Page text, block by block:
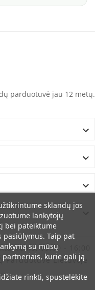
parduotuvė jau 12 metų.



sklandų jos
lankytojų
bei pateiktume
Taip pat
su mūsų
kurie gali ją
rinkti, spustelėkite
09:00 - 16:00
Lietuvoje